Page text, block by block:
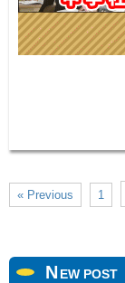
« Previous 1
N EW POST